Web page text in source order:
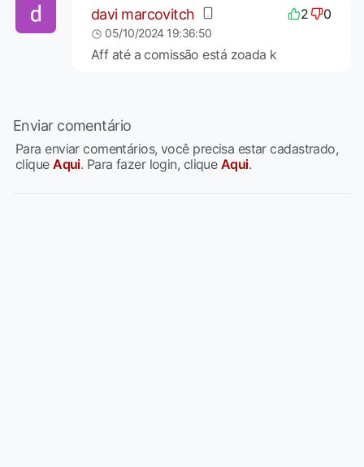
davi marcovitch 2 0
05/10/2024 19:36:50
Aff até a comissão está zoada k
Enviar comentário
Para enviar comentários, você precisa estar cadastrado,
cliqueAqui. Para fazer login, clique Aqui.